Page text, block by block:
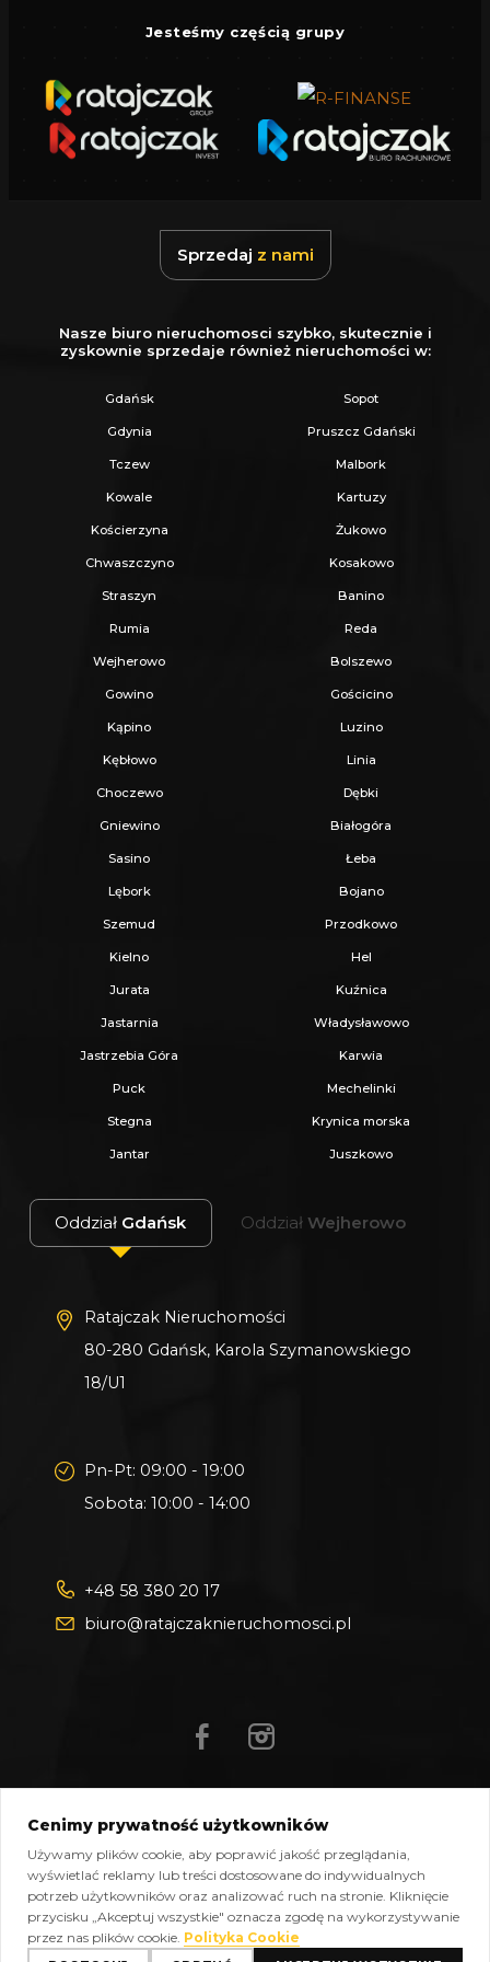
CENĘ.
Oferujemy skuteczną i bezpłatną pomoc w
uzyskaniu kredytu.
Wszystkie nasze transakcje są objęte
ubezpieczeniem OC w PZU.
Specjalną.
Jesteśmy częścią grupy
Sprzedaj z nami
Nasze biuro nieruchomosci szybko, skutecznie i
zyskownie sprzedaje również nieruchomości w:
Gdańsk Sopot
Gdynia Pruszcz Gdański
Tczew Malbork
Kowale Kartuzy
Kościerzyna Żukowo
Chwaszczyno Kosakowo
Straszyn Banino
Rumia Reda
Wejherowo Bolszewo
Gowino Gościcino
Kąpino Luzino
Kębłowo Linia
Choczewo Dębki
Gniewino Białogóra
Sasino Łeba
Lębork Bojano
Szemud Przodkowo
Kielno Hel
Jurata Kuźnica
Jastarnia Władysławowo
Jastrzebia Góra Karwia
Puck Mechelinki
Stegna Krynica morska
Jantar Juszkowo
Oddział Gdańsk Oddział Wejherowo
Ratajczak Nieruchomości
80-280 Gdańsk, Karola Szymanowskiego
18/U1
Pn-Pt: 09:00 - 19:00
Sobota: 10:00 - 14:00
+48 58 380 20 17
biuro@ratajczaknieruchomosci.pl
Polityka cookies Kontakt
Copyright © 2026 Ratajczak Nieruchomości All Rights
Reserved, Powered byoplixo.eu
Cenimy prywatność użytkowników
Używamy plików cookie, aby poprawić jakość przeglądania,
wyświetlać reklamy lub treści dostosowane do indywidualnych
potrzeb użytkowników oraz analizować ruch na stronie. Kliknięcie
przycisku „Akceptuj wszystkie" oznacza zgodę na wykorzystywanie
przez nas plików cookie. Polityka Cookie